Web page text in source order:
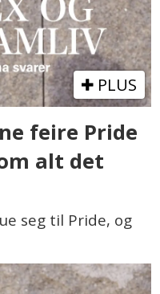
PLUS
feire Pride
alt det
seg til Pride, og